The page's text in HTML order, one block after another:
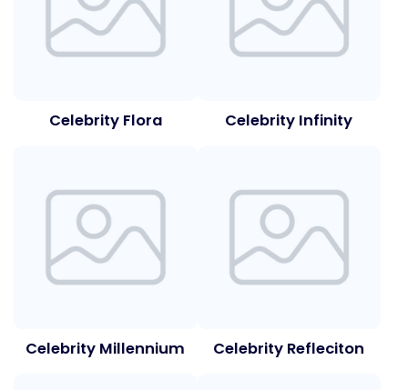
Celebrity Flora Celebrity Infinity
Celebrity Millennium Celebrity Refleciton